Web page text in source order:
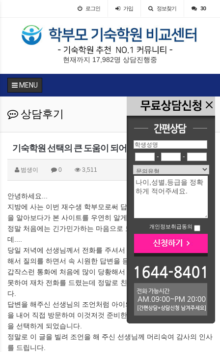
- -
개인정보취급동의
로그인 가입 정보찾기 30
현재까지 17,982명 상담진행중
MENU
상담후기
기숙학원 선택의 큰 도움이 되어 감사드립니다.
범생이 0 3,511
안녕하세요...
지방에 사는 이번 재수생 학부모로써 답답한 심정에 이리저리 학원
을 알아보다가 본 사이트를 우연히 알게 되었네요.
정말 처음에는 긴가민가하는 마음으로 도움의 글을 남기게 되었는
데....
당일 저녁에 선생님께서 전화를 주셔서 이것저것 궁금한 사항에 대
해서 질의를 하면서 속 시원한 답변을 듣게 되었습니다.
갑작스런 통화에 처음에 많이 당황해서 궁금한 사항을 다 질의하지
못하여 재차 전화를 드렸는데 정말로 친절하게 답변을 해 주셨습니
다.
답변을 해주신 선생님의 조언처럼 아이의 학원을 망설임없이 시간
을 내어 직접 방문하여 이것저것 준비한 자료되로 꼼꼼히 챙겨 학원
을 선택하게 되었습니다.
정말로 이 글을 빌려 조언을 해 주신 선생님께 머리숙여 감사의 인사
를 드립니다.